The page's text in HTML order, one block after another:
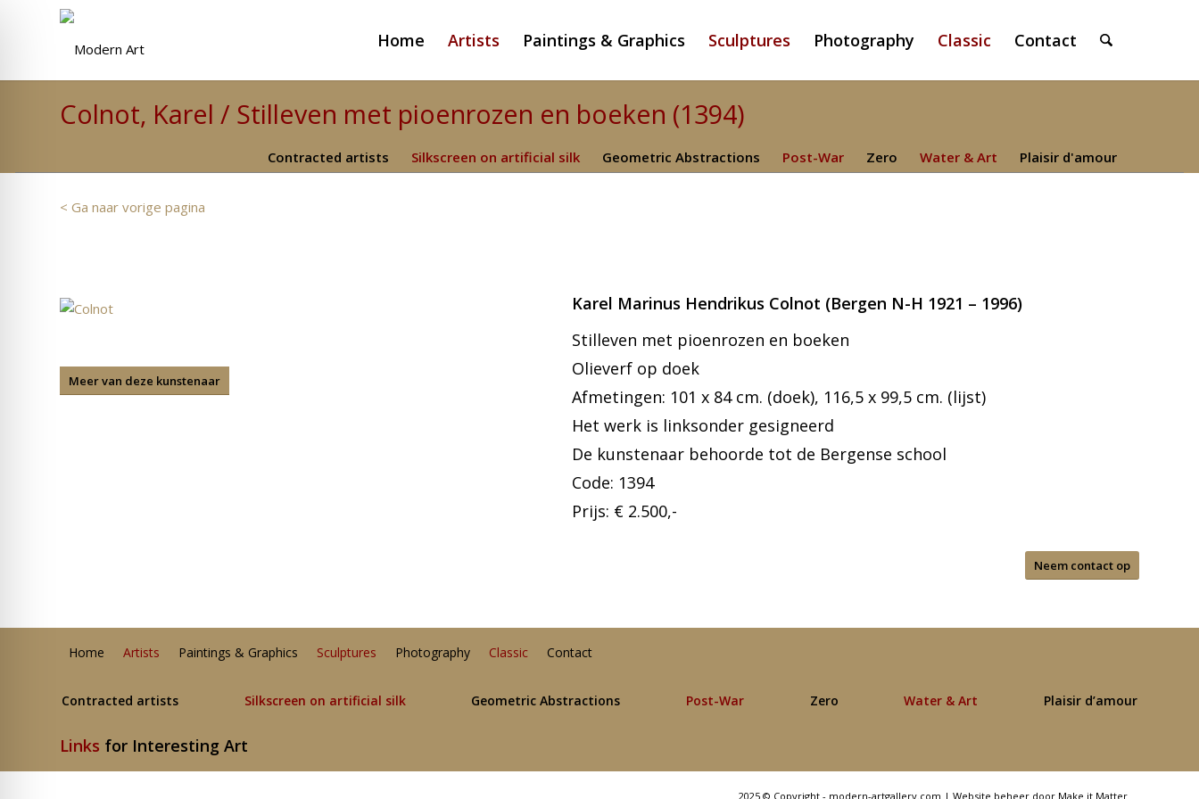
Home Artists Paintings & Graphics Sculptures Photography Classic Contact
Colnot, Karel / Stilleven met pioenrozen en boeken (1394)
Contracted artists Silkscreen on artificial silk Geometric Abstractions Post-War Zero Water & Art Plaisir d'amour
< Ga naar vorige pagina
Meer van deze kunstenaar
Karel Marinus Hendrikus Colnot (Bergen N-H 1921 – 1996)
Stilleven met pioenrozen en boeken
Olieverf op doek
Afmetingen: 101 x 84 cm. (doek), 116,5 x 99,5 cm. (lijst)
Het werk is linksonder gesigneerd
De kunstenaar behoorde tot de Bergense school
Code: 1394
Prijs: € 2.500,-
Neem contact op
Home Artists Paintings & Graphics Sculptures Photography Classic Contact
Contracted artists Silkscreen on artificial silk Geometric Abstractions Post-War Zero Water & Art Plaisir d’amour
Links for Interesting Art
2025 © Copyright - modern-artgallery.com | Website beheer door Make it Matter